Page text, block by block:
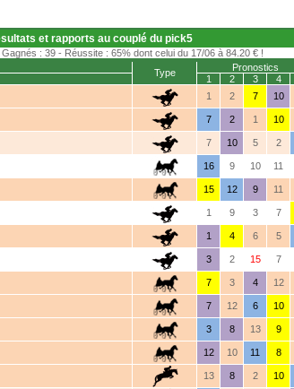
et rapports au couplé du pick5
: 39 - Réussite : 65% dont celui du 17/06 à 84.20 € !
Type Pronostics
1 2 3 4
1 2 7 10
7 2 1 10
7 10 5 2
16 9 10 11
15 12 9 11
1 9 3 7
1 4 6 5
3 2 15 7
7 3 4 12
7 12 6 10
3 8 13 9
12 10 11 8
13 8 2 10